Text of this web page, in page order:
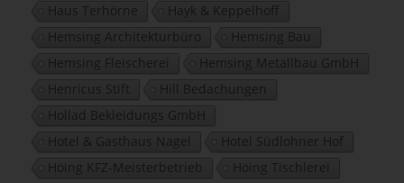
Haus Terhörne
Hayk & Keppelhoff
Hemsing Architekturbüro
Hemsing Bau
Hemsing Fleischerei
Hemsing Metallbau GmbH
Henricus Stift
Hill Bedachungen
Hollad Bekleidungs GmbH
Hotel & Gasthaus Nagel
Hotel Südlohner Hof
Höing KFZ-Meisterbetrieb
Höing Tischlerei